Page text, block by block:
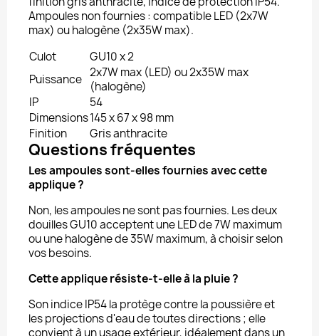
Ampoules non fournies : compatible LED (2x7W
max) ou halogène (2x35W max).
Culot
GU10 x 2
Puissance 2x7W max (LED) ou 2x35W max
(halogène)
IP
54
Dimensions145 x 67 x 98 mm
Finition
Gris anthracite
Questions fréquentes
Les ampoules sont-elles fournies avec cette
applique ?
Non, les ampoules ne sont pas fournies. Les deux
douilles GU10 acceptent une LED de 7W maximum
ou une halogène de 35W maximum, à choisir selon
vos besoins.
Cette applique résiste-t-elle à la pluie ?
Son indice IP54 la protège contre la poussière et
les projections d'eau de toutes directions ; elle
convient à un usage extérieur, idéalement dans un